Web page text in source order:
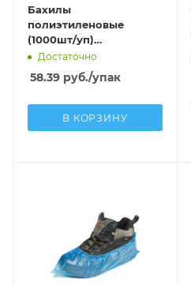
Бахилы
полиэтиленовые
(1000шт/уп)
MEDСЕРВИС СУПЕР 70
(70мкм) бело-синий в
евроблоке
Достаточно
58.39 руб./упак
В КОРЗИНУ